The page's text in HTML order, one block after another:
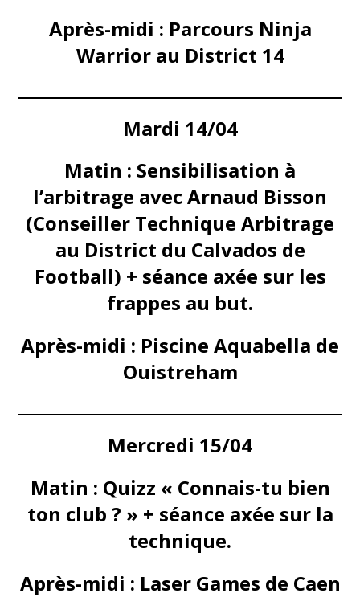
Après-midi : Parcours Ninja
Warrior au District 14
Mardi 14/04
Matin : Sensibilisation à
l’arbitrage avec Arnaud Bisson
(Conseiller Technique Arbitrage
au District du Calvados de
Football) + séance axée sur les
frappes au but.
Après-midi : Piscine Aquabella de
Ouistreham
Mercredi 15/04
Matin : Quizz « Connais-tu bien
ton club ? » + séance axée sur la
technique.
Après-midi : Laser Games de Caen